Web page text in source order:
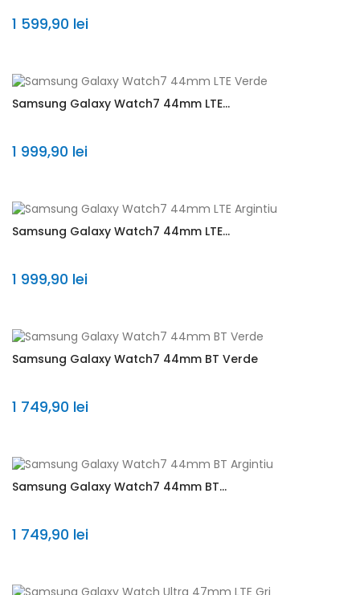
1 599,90 lei
Samsung Galaxy Watch7 44mm LTE...
1 999,90 lei
Samsung Galaxy Watch7 44mm LTE...
1 999,90 lei
Samsung Galaxy Watch7 44mm BT Verde
1 749,90 lei
Samsung Galaxy Watch7 44mm BT...
1 749,90 lei